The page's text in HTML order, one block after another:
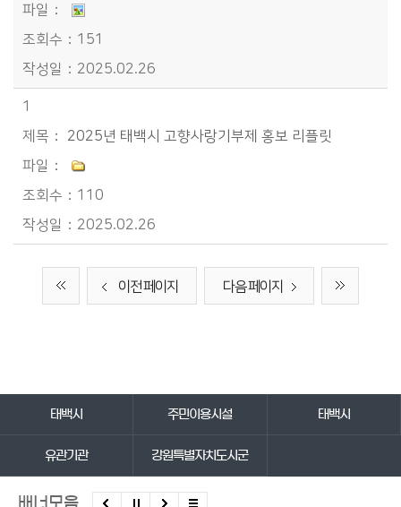
151
2025.02.26
1
2025년 태백시 고향사랑기부제 홍보 리플릿
110
2025.02.26
이전 페이지 다음 페이지
태백시 주민이용시설 태백시
유관기관 강원특별자치도시군
배너모음